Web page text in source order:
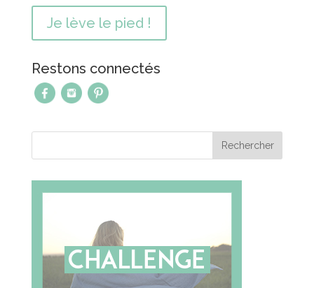
Restons connectés